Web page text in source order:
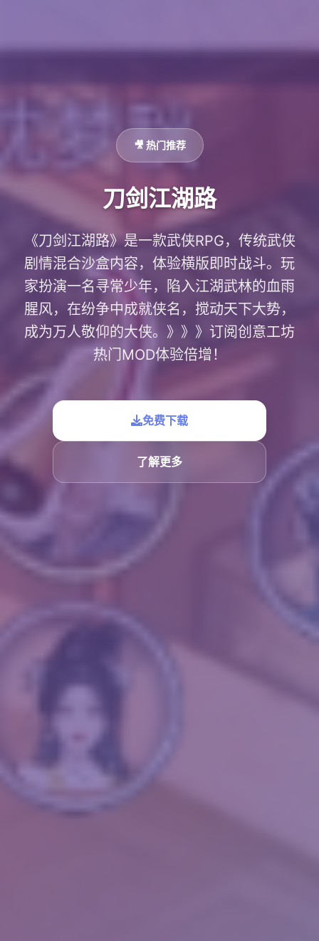
🎥 热门推荐
刀剑江湖路
《刀剑江湖路》是一款武侠RPG，传统武侠
剧情混合沙盒内容，体验横版即时战斗。玩
家扮演一名寻常少年，陷入江湖武林的血雨
腥风，在纷争中成就侠名，搅动天下大势，
成为万人敬仰的大侠。》》》订阅创意工坊
热门MOD体验倍增！
免费下载
了解更多